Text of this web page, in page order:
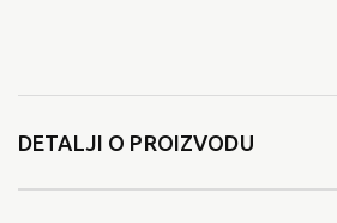
DETALJI O PROIZVODU